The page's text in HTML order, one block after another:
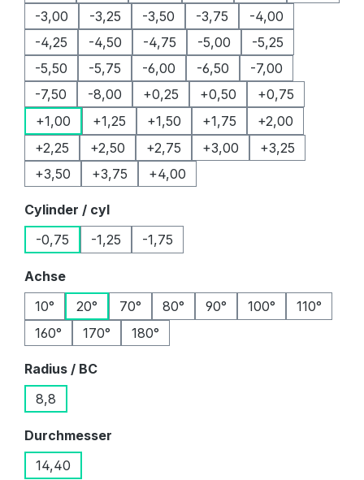
-3,00
-3,25 -3,50 -3,75
-4,00
-4,25
-4,50 -4,75 -5,00
-5,25
-5,50
-5,75 -6,00 -6,50
-7,00
-7,50
-8,00 +0,25 +0,50
+0,75
+1,00
+1,25 +1,50 +1,75
+2,00
+2,25
+2,50 +2,75 +3,00
+3,25
+3,50
+3,75 +4,00
Cylinder / cylauswählen
-0,75
-1,25 -1,75
Achseauswählen
10°
20° 70° 80° 90° 100°
110°
160°
170° 180°
Radius / BCauswählen
8,8
Durchmesser
14,40